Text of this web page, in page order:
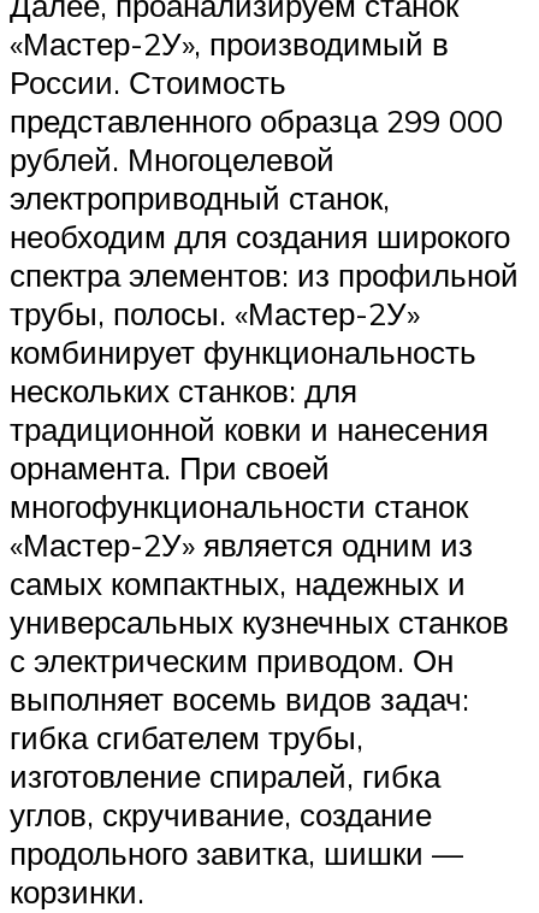
«Мастер-2У», производимый в
России. Стоимость
представленного образца 299 000
рублей. Многоцелевой
электроприводный станок,
необходим для создания широкого
спектра элементов: из профильной
трубы, полосы. «Мастер-2У»
комбинирует функциональность
нескольких станков: для
традиционной ковки и нанесения
орнамента. При своей
многофункциональности станок
«Мастер-2У» является одним из
самых компактных, надежных и
универсальных кузнечных станков
с электрическим приводом. Он
выполняет восемь видов задач:
гибка сгибателем трубы,
изготовление спиралей, гибка
углов, скручивание, создание
продольного завитка, шишки —
корзинки.